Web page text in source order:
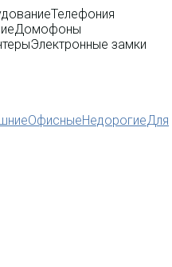
Телефония
Домофоны
Электронные замки
ОфисныеНедорогиеДля